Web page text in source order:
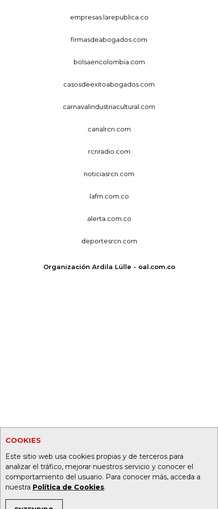
COOKIES
Este sitio web usa cookies propias y de terceros para
analizar el tráfico, mejorar nuestros servicio y conocer el
comportamiento del usuario. Para conocer más, acceda a
nuestra Política de Cookies.
empresas.larepublica.co
firmasdeabogados.com
bolsaencolombia.com
casosdeexitoabogados.com
carnavalindustriacultural.com
canalrcn.com
rcnradio.com
noticiasrcn.com
lafm.com.co
alerta.com.co
deportesrcn.com
Organización Ardila Lülle - oal.com.co